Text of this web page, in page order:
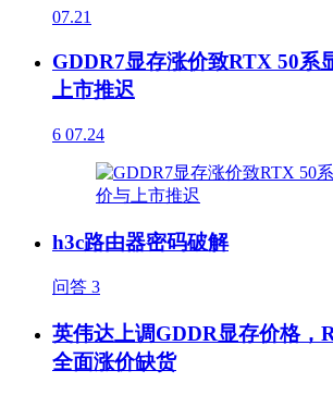
07.21
GDDR7显存涨价致RTX 50系
上市推迟
6 07.24
h3c路由器密码破解
问答 3
英伟达上调GDDR显存价格，
全面涨价缺货